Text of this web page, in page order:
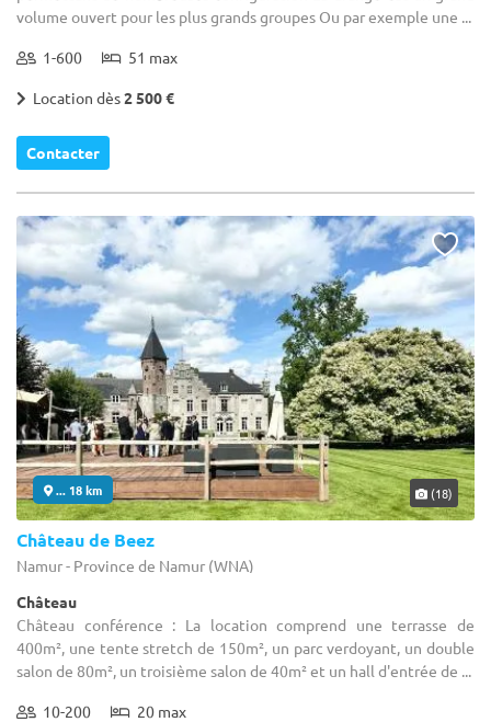
volume ouvert pour les plus grands groupes Ou par exemple une ...
1-600 51 max
Location dès2 500 €
Contacter
... 18 km (18)
Château de Beez
Namur - Province de Namur (WNA)
Château
Château conférence : La location comprend une terrasse de
400m², une tente stretch de 150m², un parc verdoyant, un double
salon de 80m², un troisième salon de 40m² et un hall d'entrée de ...
10-200 20 max